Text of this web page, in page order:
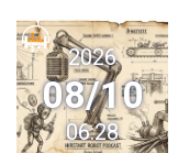
2026
08/10
06:28